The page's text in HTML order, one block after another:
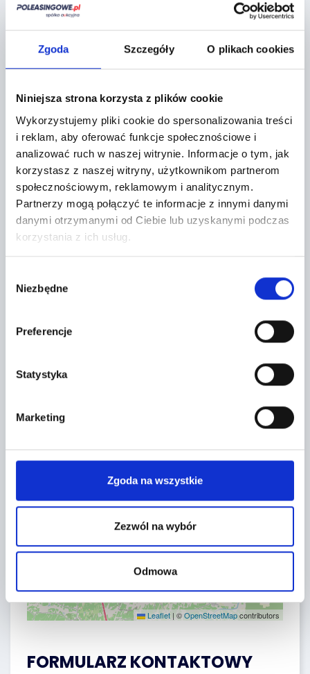
Zgoda Szczegóły O plikach cookies
Niniejsza strona korzysta z plików cookie
Wykorzystujemy pliki cookie do spersonalizowania treści
i reklam, aby oferować funkcje społecznościowe i
analizować ruch w naszej witrynie. Informacje o tym, jak
korzystasz z naszej witryny, użytkownikom partnerom
społecznościowym, reklamowym i analitycznym.
Partnerzy mogą połączyć te informacje z innymi danymi
danymi otrzymanymi od Ciebie lub uzyskanymi podczas
korzystania z ich usług.
zgody
Niezbędne
Preferencje
Statystyka
Marketing
Zgoda na wszystkie
Zezwól na wybór
Odmowa
Nr VIN:
ZCFM62AW0RC519178
Data pierwszej
rejestracji:
06.10.2023
WŁAŚCICIEL :
PEKAO LEASING SP Z O. O.
Regulaminy sprzedawcy
Lokalizacja:
Grójec,
+
Leaflet | ©OpenStreetMapcontributors
FORMULARZ KONTAKTOWY